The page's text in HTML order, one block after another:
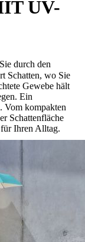
UV-
durch den
Schatten, wo Sie
Gewebe hält
Ein
Vom kompakten
Schattenfläche
Ihren Alltag.